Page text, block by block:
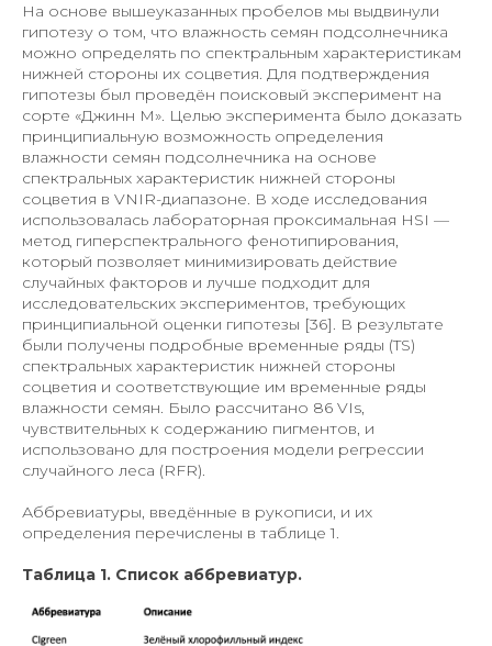
На основе вышеуказанных пробелов мы выдвинули
гипотезу о том, что влажность семян подсолнечника
можно определять по спектральным характеристикам
нижней стороны их соцветия. Для подтверждения
гипотезы был проведён поисковый эксперимент на
сорте «Джинн М». Целью эксперимента было доказать
принципиальную возможность определения
влажности семян подсолнечника на основе
спектральных характеристик нижней стороны
соцветия в VNIR-диапазоне. В ходе исследования
использовалась лабораторная проксимальная HSI —
метод гиперспектрального фенотипирования,
который позволяет минимизировать действие
случайных факторов и лучше подходит для
исследовательских экспериментов, требующих
принципиальной оценки гипотезы [36]. В результате
были получены подробные временные ряды (TS)
спектральных характеристик нижней стороны
соцветия и соответствующие им временные ряды
влажности семян. Было рассчитано 86 VIs,
чувствительных к содержанию пигментов, и
использовано для построения модели регрессии
случайного леса (RFR).
Аббревиатуры, введённые в рукописи, и их
определения перечислены в таблице 1.
Таблица 1. Список аббревиатур.